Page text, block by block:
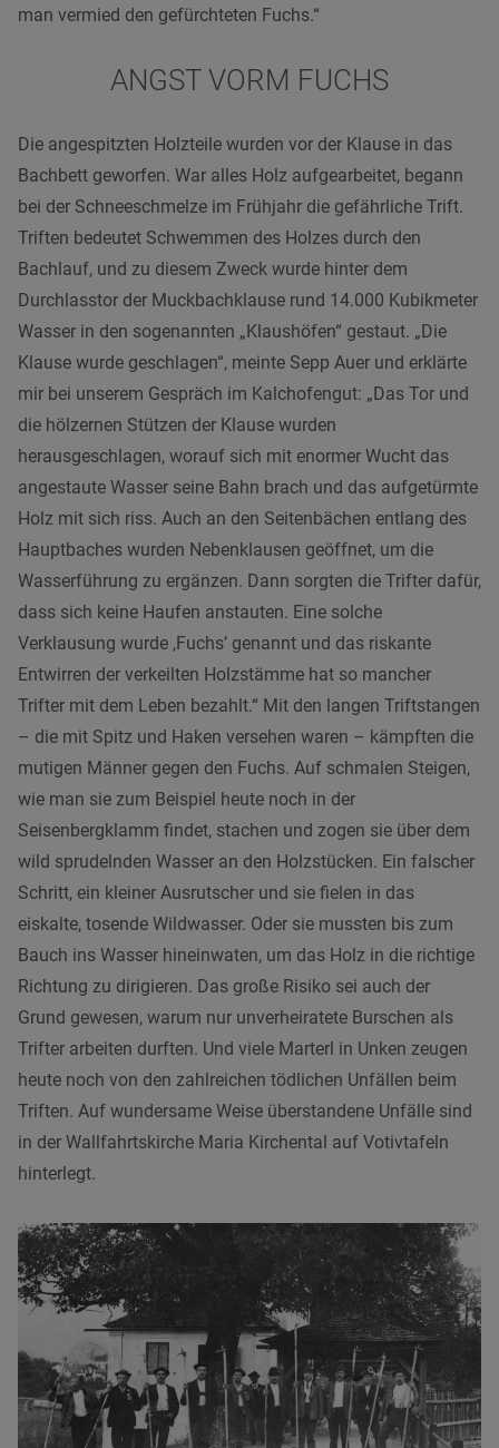
man vermied den gefürchteten Fuchs.“
ANGST VORM FUCHS
Die angespitzten Holzteile wurden vor der Klause in das
Bachbett geworfen. War alles Holz aufgearbeitet, begann
bei der Schneeschmelze im Frühjahr die gefährliche Trift.
Triften bedeutet Schwemmen des Holzes durch den
Bachlauf, und zu diesem Zweck wurde hinter dem
Durchlasstor der Muckbachklause rund 14.000 Kubikmeter
Wasser in den sogenannten „Klaushöfen“ gestaut. „Die
Klause wurde geschlagen“, meinte Sepp Auer und erklärte
mir bei unserem Gespräch im Kalchofengut: „Das Tor und
die hölzernen Stützen der Klause wurden
herausgeschlagen, worauf sich mit enormer Wucht das
angestaute Wasser seine Bahn brach und das aufgetürmte
Holz mit sich riss. Auch an den Seitenbächen entlang des
Hauptbaches wurden Nebenklausen geöffnet, um die
Wasserführung zu ergänzen. Dann sorgten die Trifter dafür,
dass sich keine Haufen anstauten. Eine solche
Verklausung wurde ,Fuchs’ genannt und das riskante
Entwirren der verkeilten Holzstämme hat so mancher
Trifter mit dem Leben bezahlt.“ Mit den langen Triftstangen
– die mit Spitz und Haken versehen waren – kämpften die
mutigen Männer gegen den Fuchs. Auf schmalen Steigen,
wie man sie zum Beispiel heute noch in der
Seisenbergklamm findet, stachen und zogen sie über dem
wild sprudelnden Wasser an den Holzstücken. Ein falscher
Schritt, ein kleiner Ausrutscher und sie fielen in das
eiskalte, tosende Wildwasser. Oder sie mussten bis zum
Bauch ins Wasser hineinwaten, um das Holz in die richtige
Richtung zu dirigieren. Das große Risiko sei auch der
Grund gewesen, warum nur unverheiratete Burschen als
Trifter arbeiten durften. Und viele Marterl in Unken zeugen
heute noch von den zahlreichen tödlichen Unfällen beim
Triften. Auf wundersame Weise überstandene Unfälle sind
in der Wallfahrtskirche Maria Kirchental auf Votivtafeln
hinterlegt.